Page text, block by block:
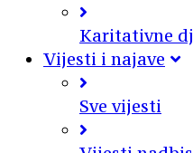
Karitativne
Vijesti i najave
Sve vijesti